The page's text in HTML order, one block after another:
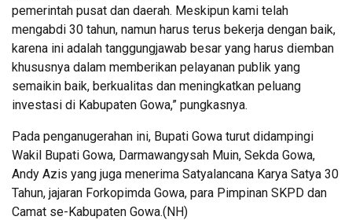
pemerintah pusat dan daerah. Meskipun kami telah
mengabdi 30 tahun, namun harus terus bekerja dengan baik,
karena ini adalah tanggungjawab besar yang harus diemban
khususnya dalam memberikan pelayanan publik yang
semaikin baik, berkualitas dan meningkatkan peluang
investasi di Kabupaten Gowa,” pungkasnya.
Pada penganugerahan ini, Bupati Gowa turut didampingi
Wakil Bupati Gowa, Darmawangysah Muin, Sekda Gowa,
Andy Azis yang juga menerima Satyalancana Karya Satya 30
Tahun, jajaran Forkopimda Gowa, para Pimpinan SKPD dan
Camat se-Kabupaten Gowa.(NH)